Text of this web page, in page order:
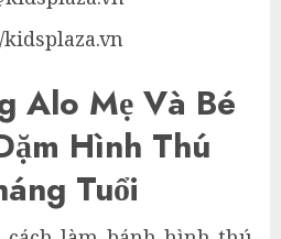
Alo Mẹ Và Bé
Hình Thú
Tuổi